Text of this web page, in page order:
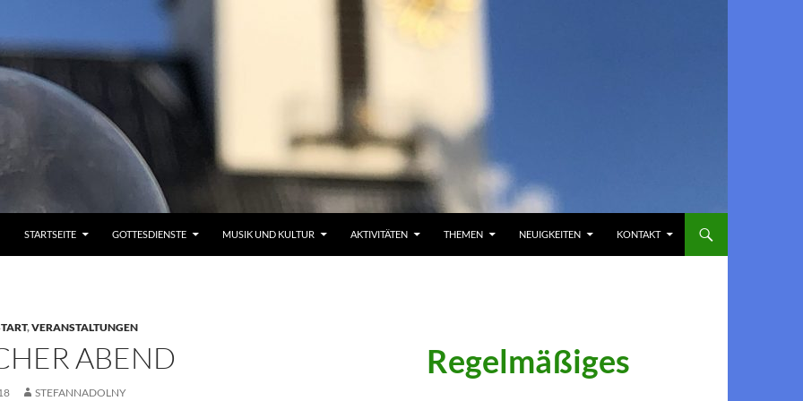
STARTSEITE GOTTESDIENSTE MUSIK UND KULTUR AKTIVITÄTEN THEMEN NEUIGKEITEN KONTAKT
,VERANSTALTUNGEN
ABEND
STEFANNADOLNY
Regelmäßiges